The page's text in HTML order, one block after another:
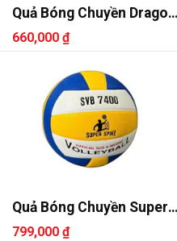
Quả Bóng Chuyền Dragon
DG7000
660,000 ₫
Quả Bóng Chuyền Super
Spike SVB 7400
799,000 ₫